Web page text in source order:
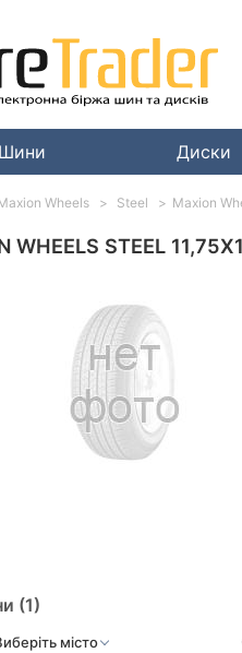
Шини Диски
WHEELS STEEL
(1)
Wheels Steel Maxion